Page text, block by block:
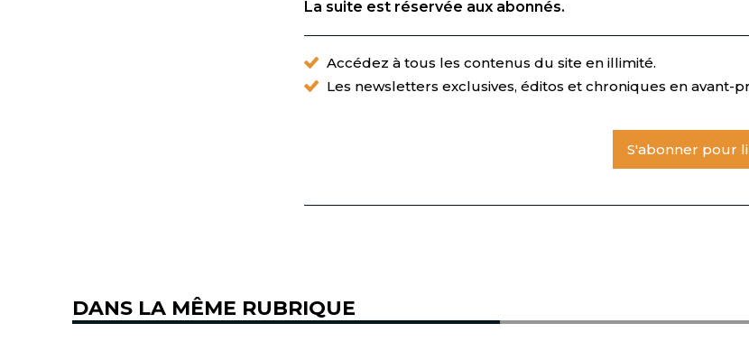
La suite est réservée aux abonnés.
Accédez à tous les contenus du site en illimité.
Les newsletters exclusives, éditos et chroniques en avant-
S'abonner pour
DANS LA MÊME RUBRIQUE